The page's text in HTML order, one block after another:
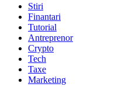
Stiri
Finantari
Tutorial
Antreprenor
Crypto
Tech
Taxe
Marketing